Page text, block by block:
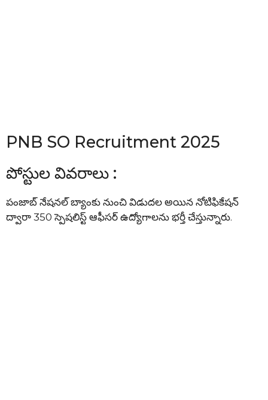
PNB SO Recruitment 2025
పోస్టుల వివరాలు :
పంజాబ్ నేషనల్ బ్యాంకు నుంచి విడుదల అయిన నోటిఫికేషన్
ద్వారా 350 స్పెషలిస్ట్ ఆఫీసర్ ఉద్యోగాలను భర్తీ చేస్తున్నారు.